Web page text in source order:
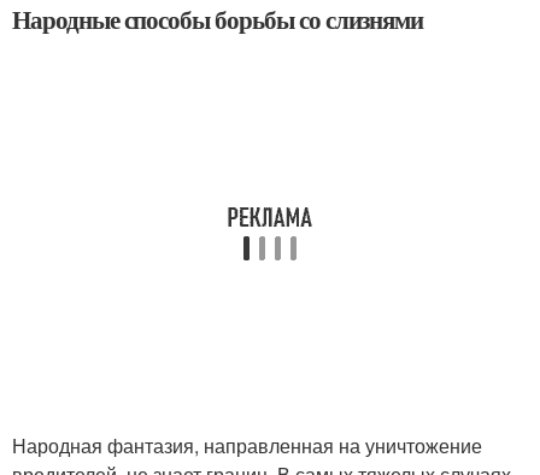
Народные способы борьбы со слизнями
Народная фантазия, направленная на уничтожение